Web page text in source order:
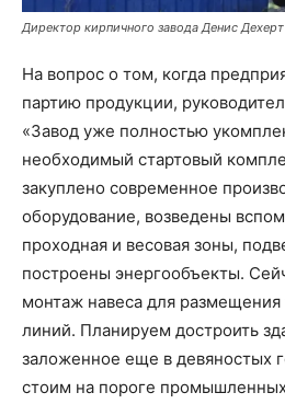
Директор кирпичного завода Денис Дехерт
На вопрос о том, когда
партию продукции,
«Завод уже полностью
необходимый стартовый
закуплено современное
оборудование, возведены
проходная и весовая зоны,
построены энергообъекты.
монтаж навеса для размещения
линий. Планируем достроить
заложенное еще в девяностых
стоим на пороге